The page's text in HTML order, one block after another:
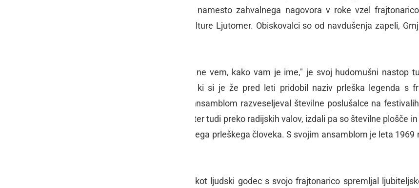
Miklošičeve nagrade, ko je Grnjak namesto zahvalnega nagovora v roke vzel
nabito polnemu avditoriju Doma kulture Ljutomer. Obiskovalci so od navdušenja zapeli,
"Vse v dvorani vas poznam, samo ne vem, kako vam je ime," je svoj hudomušni nastop
starosti obdržal priljubljeni Lujzek, ki si je že pred leti pridobil naziv prleška legenda s
Natanko 64 let je Grnjak s svojim ansamblom razveseljeval številne poslušalce na
izredno popularnih vrtnih veselicah ter tudi preko radijskih valov, izdali pa so številne plošče
katerih so pesmi, ki odražajo marljivega prleškega človeka. S svojim ansamblom je leta 1969
Poleg nastopanja z ansamblom je kot ljudski godec s svojo frajtonarico spremljal